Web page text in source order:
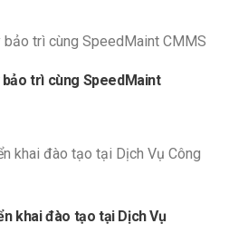
trì cùng SpeedMaint
khai đào tạo tại Dịch Vụ